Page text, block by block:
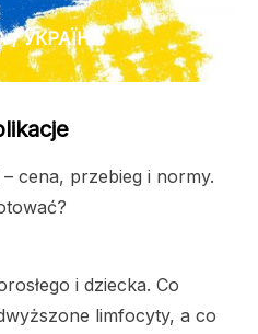
/ УКРАЇНА
cena, przebieg i normy.
i dziecka. Co
limfocyty, a co